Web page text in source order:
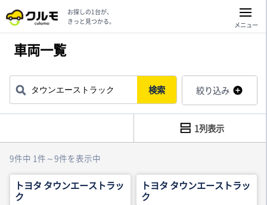
お探しの1台が、
きっと見つかる。
メニュー
車両一覧
検索 絞り込み
9件中 1件～9件を表示中
1列表示
トヨタ タウンエーストラッ
ク
トヨタ タウンエーストラッ
ク